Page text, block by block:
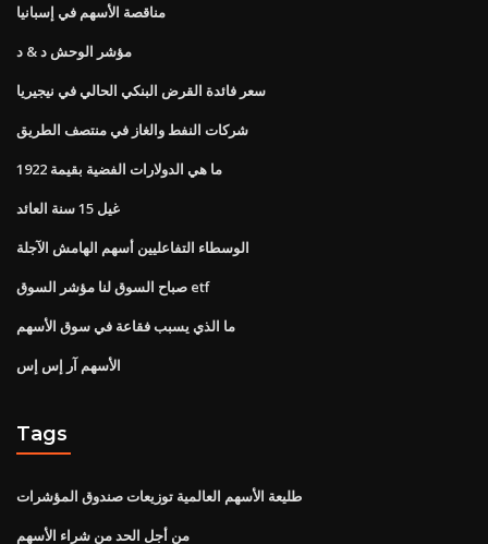
مناقصة الأسهم في إسبانيا
مؤشر الوحش د & د
سعر فائدة القرض البنكي الحالي في نيجيريا
شركات النفط والغاز في منتصف الطريق
ما هي الدولارات الفضية بقيمة 1922
غيل 15 سنة العائد
الوسطاء التفاعليين أسهم الهامش الآجلة
صباح السوق لنا مؤشر السوق etf
ما الذي يسبب فقاعة في سوق الأسهم
الأسهم آر إس إس
Tags
طليعة الأسهم العالمية توزيعات صندوق المؤشرات
من أجل الحد من شراء الأسهم